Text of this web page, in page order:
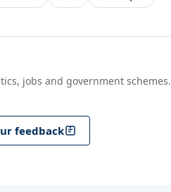
jobs and government schemes.
feedback